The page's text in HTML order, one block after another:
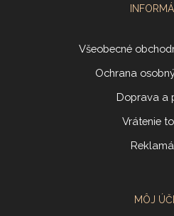
Všeobecné
Ochrana
Doprava a
Vrátenie
MÔJ